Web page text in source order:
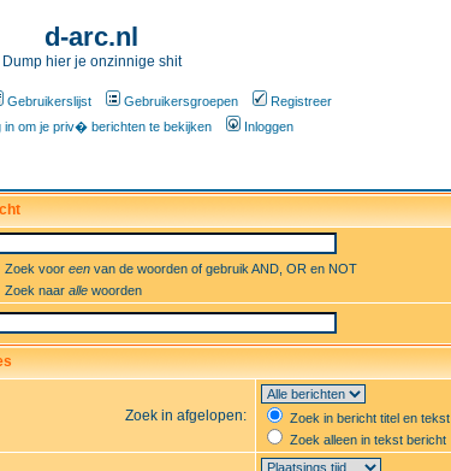
d-arc.nl
Dump hier je onzinnige shit
Gebruikerslijst Gebruikersgroepen
Registreer
in om je priv� berichten te bekijken Inloggen
Zoek voor een van de woorden of gebruik AND, OR en NOT
Zoek naar alle woorden
Zoek in afgelopen:
Zoek in bericht titel en tekst
Zoek alleen in tekst bericht